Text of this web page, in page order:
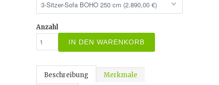
Anzahl
IN DEN WARENKORB
Beschreibung
Merkmale